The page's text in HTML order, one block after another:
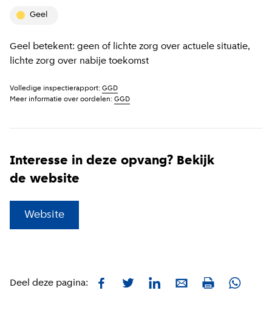
geel
Geel betekent: geen of lichte zorg over actuele situatie,
lichte zorg over nabije toekomst
Volledige inspectierapport: GGD
Meer informatie over oordelen: GGD
Interesse in deze opvang? Bekijk
de website
Website
Deel deze pagina: FacebookTwitterLinkedInE-mailPrint